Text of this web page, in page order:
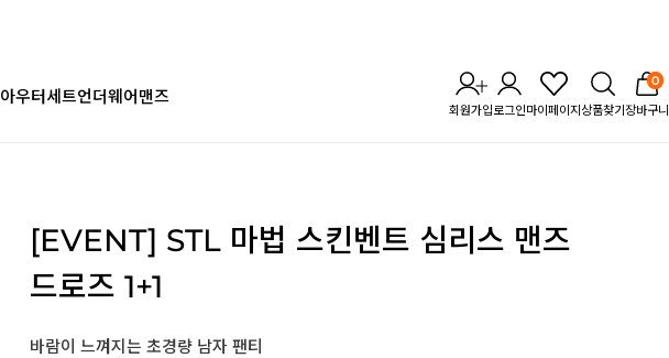
아우터세트언더웨어맨즈
회원가입로그인마이페이지 상품찾기
0
장바구니
[EVENT] STL 마법 스킨벤트 심리스 맨즈
드로즈 1+1
바람이 느껴지는 초경량 남자 팬티